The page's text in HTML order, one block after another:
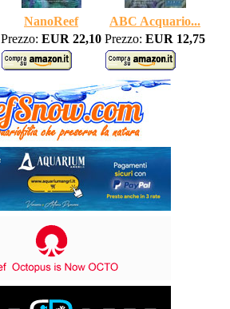
NanoReef
ABC Acquario...
Prezzo: EUR 22,10 Prezzo: EUR 12,75